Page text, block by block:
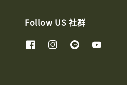
Follow US 社群